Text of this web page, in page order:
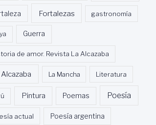
Fortalezas gastronomía
Guerra
de amor. Revista La Alcazaba
La Mancha Literatura
Pintura Poemas Poesía
actual Poesía argentina